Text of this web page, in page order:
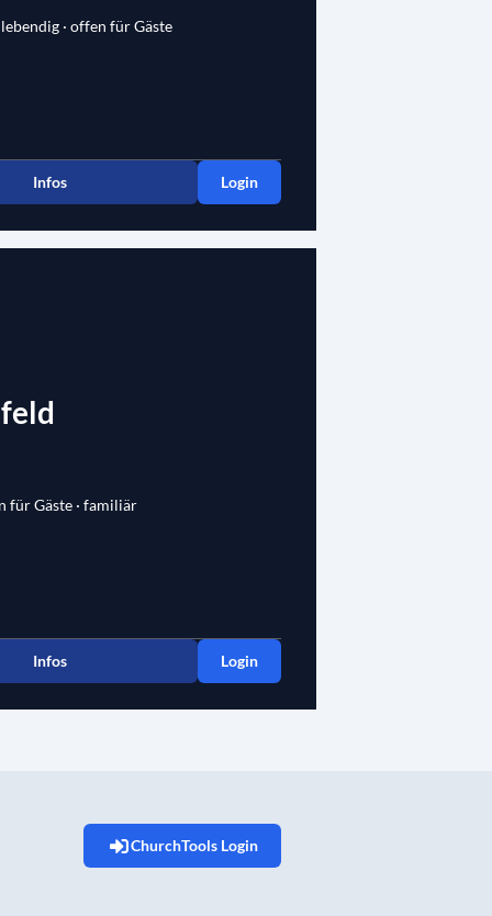
· offen für Gäste
Infos Login
für Gäste · familiär
Infos Login
ChurchTools Login